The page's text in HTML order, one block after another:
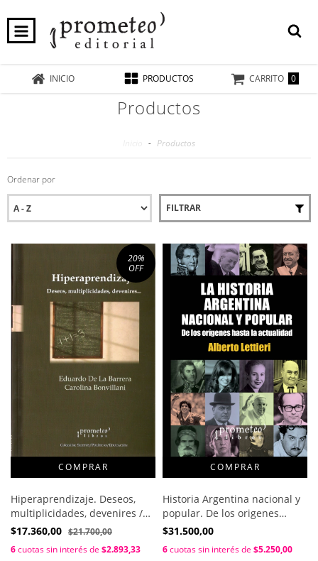
INICIO PRODUCTOS CARRITO 0
Productos
- Productos
Ordenar por
FILTRAR
20%
OFF
Hiperaprendizaje. Deseos,
multiplicidades, devenires /
Eduardo De La Barrera ;
$17.360,00 $21.700,00
6cuotas sin interés de $2.893,33
Historia Argentina nacional y
popular. De los origenes
hasta la actualidad. / Alberto
$31.500,00
6cuotas sin interés de $5.250,00